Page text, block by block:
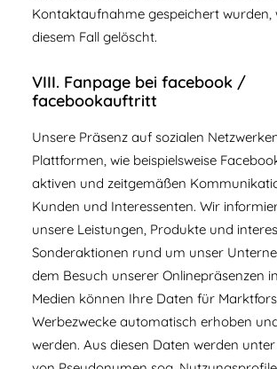
Kontaktaufnahme gespeichert wurden,
diesem Fall gelöscht.
VIII. Fanpage bei facebook /
facebookauftritt
Unsere Präsenz auf sozialen
Plattformen, wie beispielsweise
aktiven und zeitgemäßen
Kunden und Interessenten. Wir
unsere Leistungen, Produkte und
Sonderaktionen rund um unser
dem Besuch unserer Onlinepräsenzen
Medien können Ihre Daten für
Werbezwecke automatisch erhoben
werden. Aus diesen Daten werden